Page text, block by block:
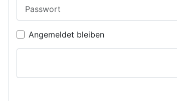
Angemeldet bleiben